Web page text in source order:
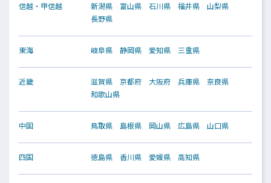
信越・甲信越 新潟県 富山県 石川県 福井県
山梨県
長野県
東海 岐阜県 静岡県 愛知県 三重県
近畿 滋賀県 京都府 大阪府 兵庫県
奈良県
和歌山県
中国 鳥取県 島根県 岡山県 広島県 山口県
四国 徳島県 香川県 愛媛県 高知県